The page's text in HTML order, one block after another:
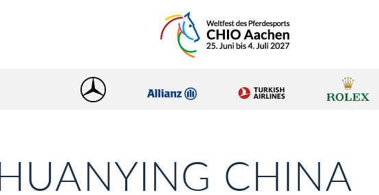
HUANYING CHINA